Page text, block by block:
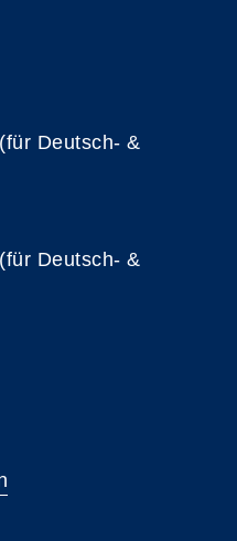
Deutsch- &
Deutsch- &